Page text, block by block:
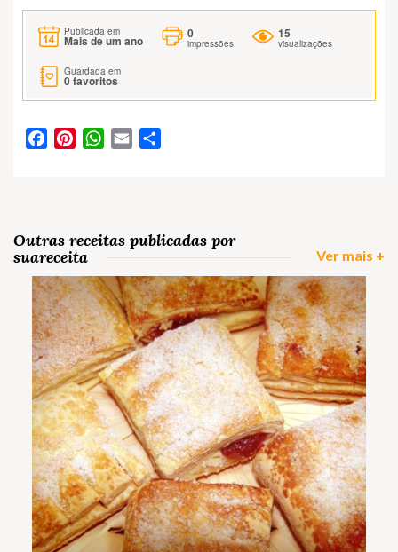
Publicada em
Mais de um ano
0
impressões
15
visualizações
Guardada em
0favoritos
FacebookPinterestWhatsApp
Email
Outras receitas publicadas por
suareceita
Ver mais +